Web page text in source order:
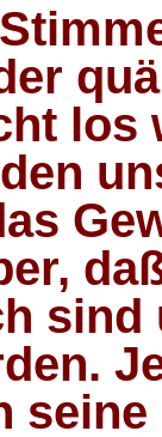
los
sind